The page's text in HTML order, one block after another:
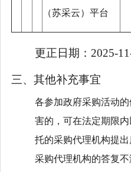
（苏采云）平台
更正日期： 2025-
三、其他补充事宜
各参加政府采购活动
害的，可在法定期限
托的采购代理机构提出
采购代理机构的答复